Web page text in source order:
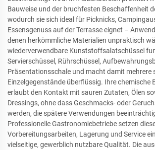
Bauweise und der bruchfesten Beschaffenheit
wodurch sie sich ideal für Picknicks,
Essensgenuss auf der Terrasse eignet –
denen herkömmliche Materialien unpraktisch
wiederverwendbare Kunststoffsalatschüssel
Servierschüssel, Rührschüssel,
Präsentationsschale und macht damit mehrere
Einzelgegenstände überflüssig. Ihre chemische
erlaubt den Kontakt mit sauren Zutaten, Ölen
Dressings, ohne dass Geschmacks- oder
werden, die spätere Verwendungen
Professionelle Gastronomiebetriebe setzen
Vorbereitungsarbeiten, Lagerung und Service
vielseitige, gewerblich nutzbare Qualität. Die